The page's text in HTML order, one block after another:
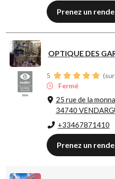
Prenez un
OPTIQUE DES
5
Fermé
25 rue de la
34740
+33467871410
Prenez un